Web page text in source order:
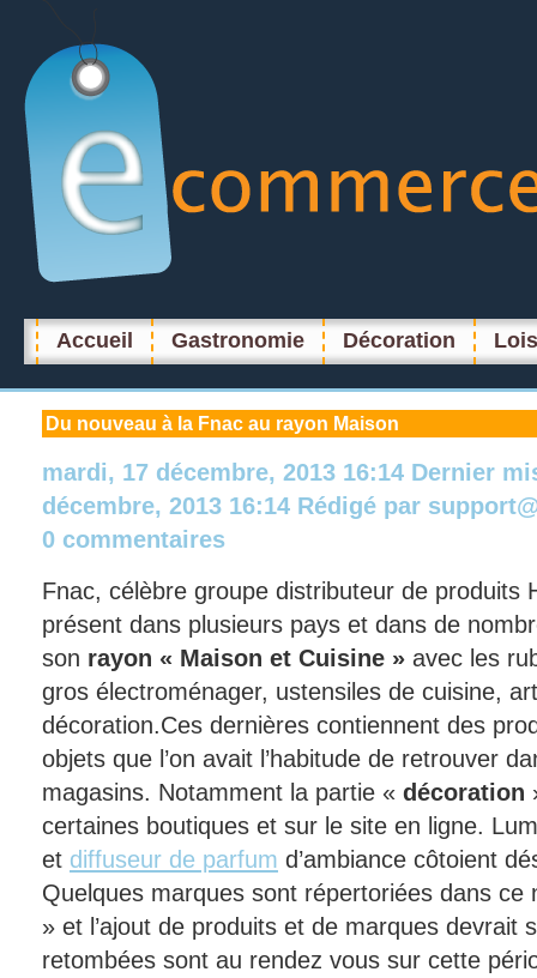
Accueil Gastronomie Décoration
Du nouveau à la Fnac au rayon Maison
mardi, 17 décembre, 2013 16:14 Dernier
décembre, 2013 16:14 Rédigé par
0 commentaires
Fnac, célèbre groupe distributeur de produits
présent dans plusieurs pays et dans de
son rayon « Maison et Cuisine » avec les
gros électroménager, ustensiles de cuisine,
décoration.Ces dernières contiennent des
objets que l’on avait l’habitude de retrouver
magasins. Notamment la partie « décoration
certaines boutiques et sur le site en ligne.
et diffuseur de parfum d’ambiance côtoient
Quelques marques sont répertoriées dans ce
» et l’ajout de produits et de marques devrait
retombées sont au rendez vous sur cette